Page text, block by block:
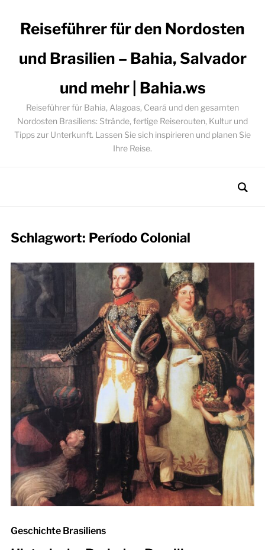
Reiseführer für den Nordosten
und Brasilien – Bahia, Salvador
und mehr | Bahia.ws
Reiseführer für Bahia, Alagoas, Ceará und den gesamten
Nordosten Brasiliens: Strände, fertige Reiserouten, Kultur und
Tipps zur Unterkunft. Lassen Sie sich inspirieren und planen Sie
Ihre Reise.
Schlagwort: Período Colonial
Geschichte Brasiliens